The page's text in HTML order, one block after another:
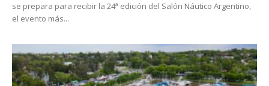
se prepara para recibir la 24ª edición del Salón Náutico Argentino,
el evento más...